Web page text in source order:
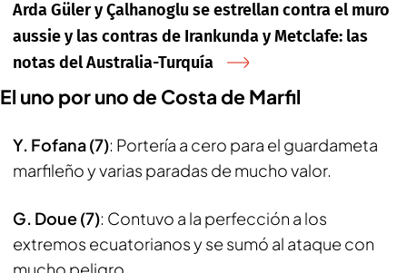
Arda Güler y Çalhanoglu se estrellan contra el muro
aussie y las contras de Irankunda y Metclafe: las
notas del Australia-Turquía
El uno por uno de Costa de Marfil
Y. Fofana (7): Portería a cero para el guardameta
marfileño y varias paradas de mucho valor.
G. Doue (7): Contuvo a la perfección a los
extremos ecuatorianos y se sumó al ataque con
mucho peligro.